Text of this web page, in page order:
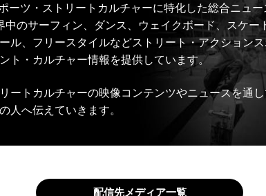
ーツ・ストリートカルチャーに特化した総合ニュ
中のサーフィン、ダンス、ウェイクボード、スケー
ル、フリースタイルなどストリート・アクション
ト・カルチャー情報を提供しています。
ートカルチャーの映像コンテンツやニュースを通
人へ伝えていきます。
配信先メディア一覧